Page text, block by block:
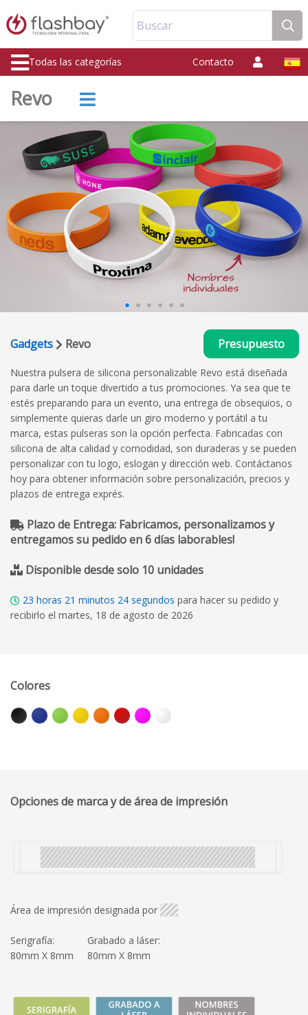
Buscar
Todas las categorías Contacto
Revo
Gadgets Revo Presupuesto
Nuestra pulsera de silicona personalizable Revo está diseñada
para darle un toque divertido a tus promociones. Ya sea que te
estés preparando para un evento, una entrega de obsequios, o
simplemente quieras darle un giro moderno y portátil a tu
marca, estas pulseras son la opción perfecta. Fabricadas con
silicona de alta calidad y comodidad, son duraderas y se pueden
personalizar con tu logo, eslogan y dirección web. Contáctanos
hoy para obtener información sobre personalización, precios y
plazos de entrega exprés.
Plazo de Entrega: Fabricamos, personalizamos y
entregamos su pedido en 6 días laborables!
Disponible desde solo 10 unidades
23 horas 21 minutos 23 segundos para hacer su pedido y
recibirlo el martes, 18 de agosto de 2026
Colores
Opciones de marca y de área de impresión
Área de impresión designada por
Serigrafía:
80mm X 8mm
Grabado a láser:
80mm X 8mm